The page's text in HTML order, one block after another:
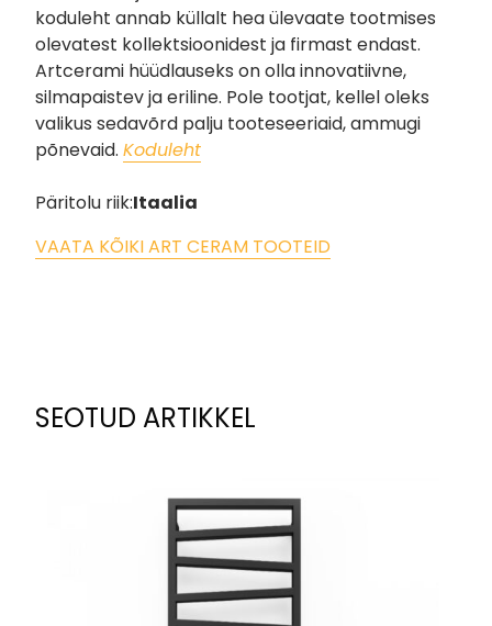
koduleht annab küllalt hea ülevaate tootmises
olevatest kollektsioonidest ja firmast endast.
Artcerami hüüdlauseks on olla innovatiivne,
silmapaistev ja eriline. Pole tootjat, kellel oleks
valikus sedavõrd palju tooteseeriaid, ammugi
põnevaid. Koduleht
Päritolu riik:Itaalia
VAATA KÕIKI ART CERAM TOOTEID
SEOTUD ARTIKKEL